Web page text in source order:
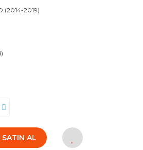
(2014-2019)
SATIN AL